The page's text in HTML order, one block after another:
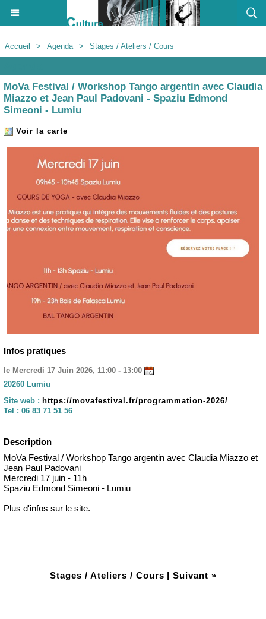
Accueil > Agenda > Stages / Ateliers / Cours
MoVa Festival / Workshop Tango argentin avec Claudia
Miazzo et Jean Paul Padovani - Spaziu Edmond
Simeoni - Lumiu
Voir la carte
Infos pratiques
le Mercredi 17 Juin 2026, 11:00 - 13:00
20260 Lumiu
Site web : https://movafestival.fr/programmation-2026/
Tel : 06 83 71 51 56
Description
MoVa Festival / Workshop Tango argentin avec Claudia Miazzo et
Jean Paul Padovani
Mercredi 17 juin - 11h
Spaziu Edmond Simeoni - Lumiu
Plus d'infos sur le site.
Stages / Ateliers / Cours | Suivant »